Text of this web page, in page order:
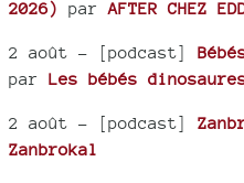
2026)
par AFTER CHEZ
2 août - [podcast]
par Les bébés
2 août - [podcast]
Zanbrokal